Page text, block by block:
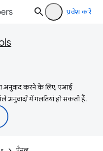
प्रवेश करें
अनुवाद करने के लिए, एआई
अनुवादों में गलतियां हो सकती हैं.